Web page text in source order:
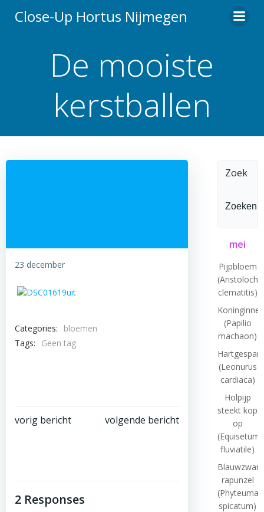
naar
Close-Up Hortus Nijmegen
De mooiste
kerstballen
23 december
Categories:
bloemen
Tags:
Geen tag
Bericht
vorig bericht
Bericht
volgende bericht
2 Responses
Zoeken
mei
Pijpbloem
(Aristolochia
clematitis)
(Papilio
machaon)
Hartgespan
(Leonurus
cardiaca)
Holpijp
steekt kop
op
(Equisetum
fluviatile)
rapunzel
(Phyteuma
spicatum)